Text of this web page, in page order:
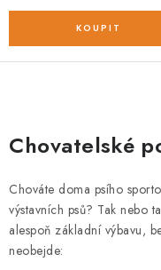
v
á
d
a
c
Chovatelské
Chováte doma psího
výstavních psů? Tak nebo
alespoň základní výbavu,
neobejde: